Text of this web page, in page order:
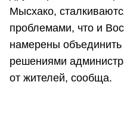
Мысхако,
проблемами, что и
намерены объединить
решениями
от жителей, сообща.